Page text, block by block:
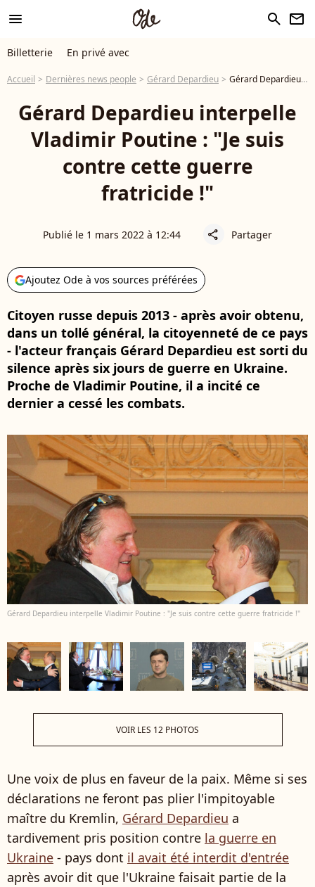
menu search newsletter
Billetterie En privé avec
Accueil Dernières news people Gérard Depardieu Gérard Depardieu interpelle Vladimir Poutine : "Je suis contre cette guerre fratricide !"
Gérard Depardieu interpelle
Vladimir Poutine : "Je suis
contre cette guerre
fratricide !"
Publié le 1 mars 2022 à 12:44 share Partager
Ajoutez Ode à vos sources préférées
Citoyen russe depuis 2013 - après avoir obtenu,
dans un tollé général, la citoyenneté de ce pays
- l'acteur français Gérard Depardieu est sorti du
silence après six jours de guerre en Ukraine.
Proche de Vladimir Poutine, il a incité ce
dernier a cessé les combats.
Gérard Depardieu interpelle Vladimir Poutine : "Je suis contre cette guerre fratricide !"
VOIR LES 12 PHOTOS
Une voix de plus en faveur de la paix. Même si ses
déclarations ne feront pas plier l'impitoyable
maître du Kremlin, Gérard Depardieu a
tardivement pris position contre la guerre en
Ukraine - pays dont il avait été interdit d'entrée
après avoir dit que l'Ukraine faisait partie de la